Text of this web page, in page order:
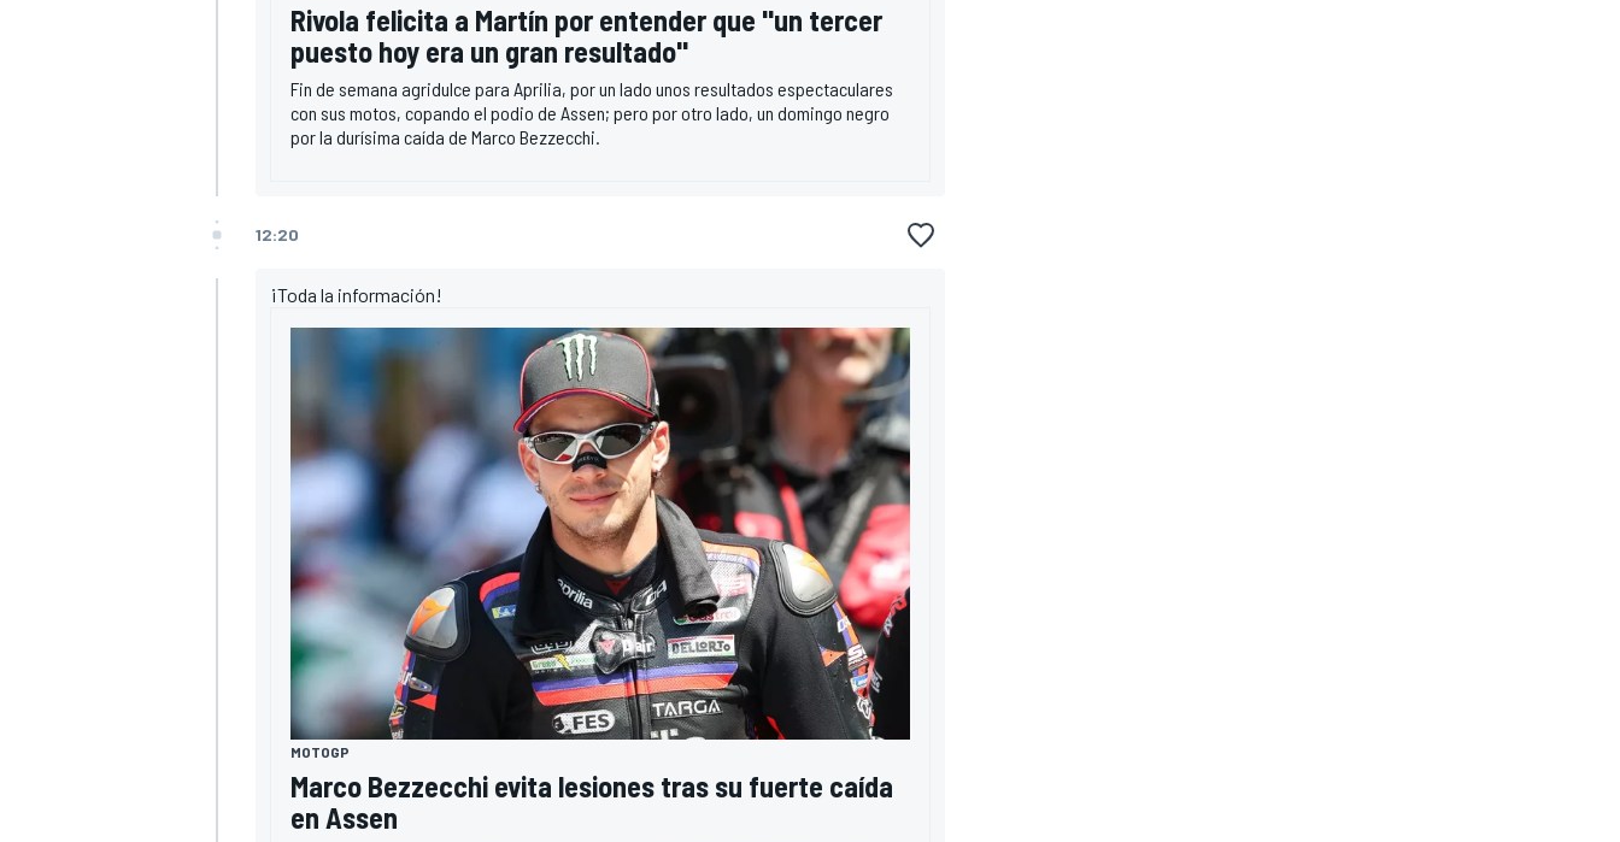
Rivola felicita a Martín por entender que "un tercer
puesto hoy era un gran resultado"
Fin de semana agridulce para Aprilia, por un lado unos resultados espectaculares
con sus motos, copando el podio de Assen; pero por otro lado, un domingo negro
por la durísima caída de Marco Bezzecchi.
12:20
¡Toda la información!
MOTOGP
Marco Bezzecchi evita lesiones tras su fuerte caída
en Assen